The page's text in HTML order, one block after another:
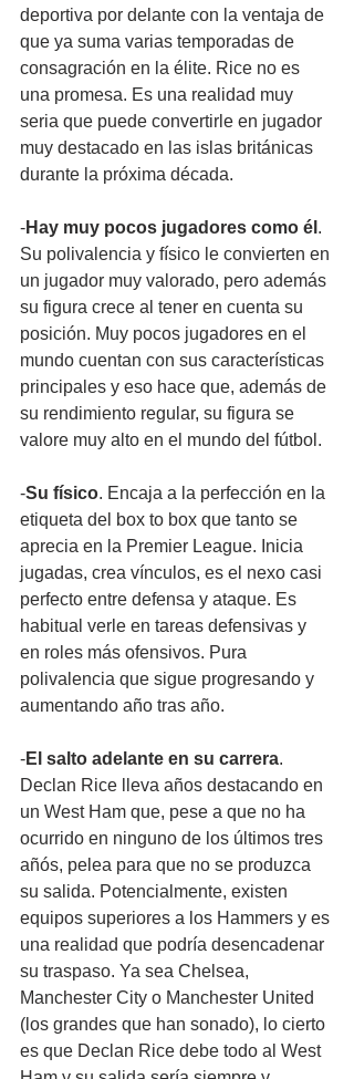
deportiva por delante con la ventaja de
que ya suma varias temporadas de
consagración en la élite. Rice no es
una promesa. Es una realidad muy
seria que puede convertirle en jugador
muy destacado en las islas británicas
durante la próxima década.
-Hay muy pocos jugadores como él .
Su polivalencia y físico le convierten en
un jugador muy valorado, pero además
su figura crece al tener en cuenta su
posición. Muy pocos jugadores en el
mundo cuentan con sus características
principales y eso hace que, además de
su rendimiento regular, su figura se
valore muy alto en el mundo del fútbol.
-Su físico. Encaja a la perfección en la
etiqueta del box to box que tanto se
aprecia en la Premier League. Inicia
jugadas, crea vínculos, es el nexo casi
perfecto entre defensa y ataque. Es
habitual verle en tareas defensivas y
en roles más ofensivos. Pura
polivalencia que sigue progresando y
aumentando año tras año.
-El salto adelante en su carrera.
Declan Rice lleva años destacando en
un West Ham que, pese a que no ha
ocurrido en ninguno de los últimos tres
añós, pelea para que no se produzca
su salida. Potencialmente, existen
equipos superiores a los Hammers y es
una realidad que podría desencadenar
su traspaso. Ya sea Chelsea,
Manchester City o Manchester United
(los grandes que han sonado), lo cierto
es que Declan Rice debe todo al West